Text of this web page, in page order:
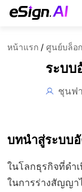
หน้าแรก / ศูนย์บล็อก
ระบบ
ชุนฟ
บทนำสู่ระบบ
ในโลกธุรกิจที่ดำ
ในการร่างสัญญา